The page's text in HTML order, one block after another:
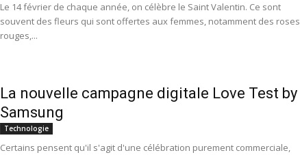
Le 14 février de chaque année, on célèbre le Saint Valentin. Ce sont
souvent des fleurs qui sont offertes aux femmes, notamment des roses
rouges,...
La nouvelle campagne digitale Love Test by
Samsung
Technologie
Certains pensent qu'il s'agit d'une célébration purement commerciale,